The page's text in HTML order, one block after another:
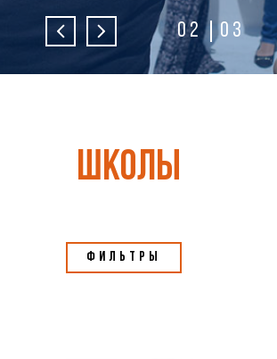
02 03
школы
Фильтры